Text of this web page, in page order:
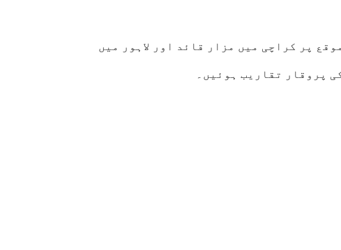
کے موقع پر کراچی میں مزار قائد اور لاہور میں
پروقار تقاریب ہوئیں۔